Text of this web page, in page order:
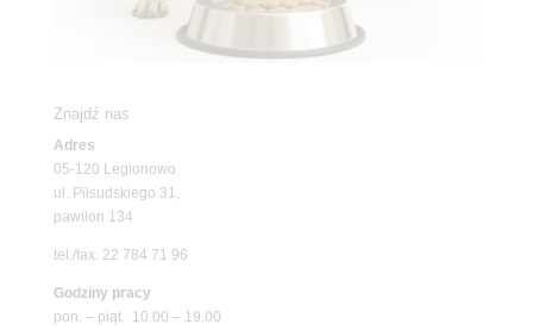
Znajdź nas
Adres
05-120 Legionowo
ul. Piłsudskiego 31,
pawilon 134
tel./fax. 22 784 71 96
Godziny pracy
pon. – piąt. 10.00 – 19.00